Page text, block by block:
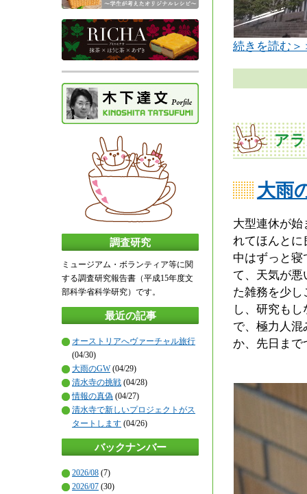
調査研究
ミュージアム・ボランティア等に関
する調査研究報告書（平成15年度文
部科学省科学研究）です。
最近の記事
オーストリアへヴァーチャル旅行
(04/30)
大雨のGW(04/29)
清水寺の挑戦 (04/28)
情報の真偽 (04/27)
清水寺で新しいプロジェクトがス
タートします (04/26)
バックナンバー
2026/08 (7)
2026/07 (30)
続きを読む＞
ア
大雨
大型連休が
れてほんとに
中はずっと
て、天気が
た雑務を少
し、研究も
で、極力人
か、先日ま